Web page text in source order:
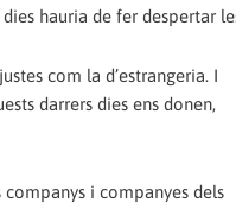
hauria de fer despertar
com la d’estrangeria. I
darrers dies ens donen,
i companyes dels